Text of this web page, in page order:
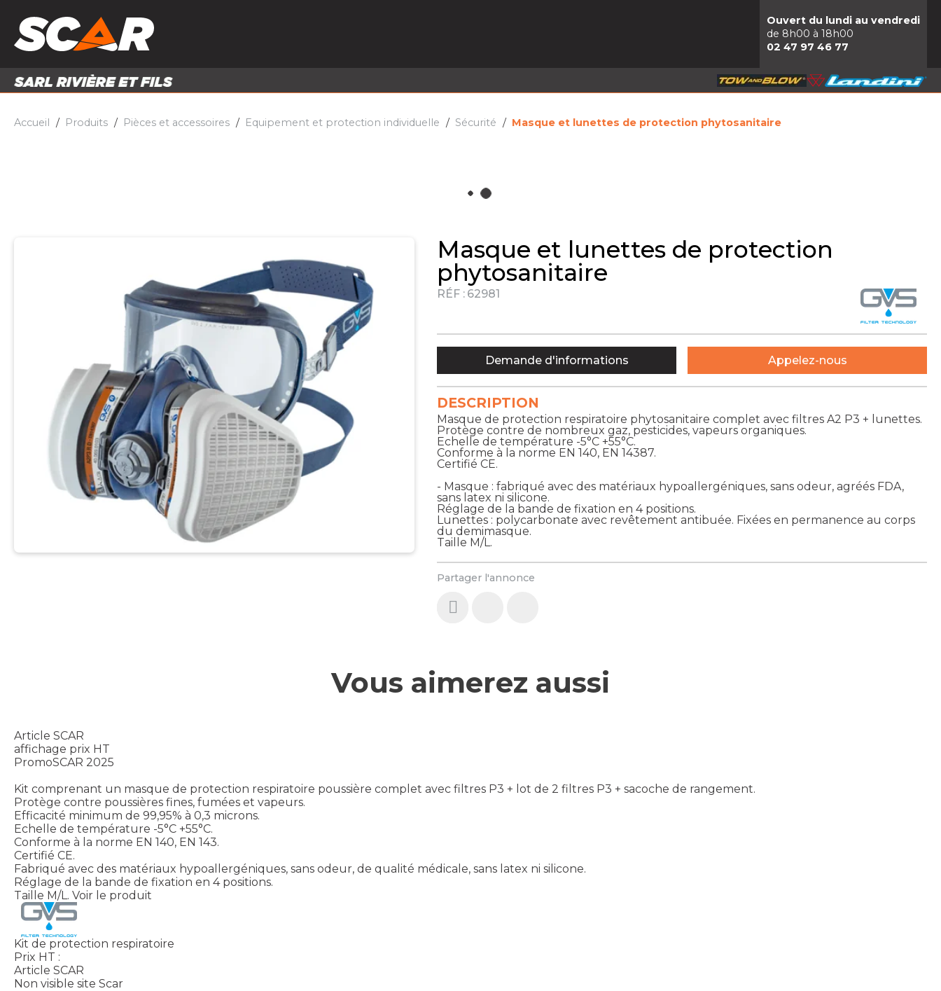
PIÈCES ET ACCESSOIRES
Ouvert du lundi au vendredi
de 8h00 à 18h00
02 47 97 46 77
Accueil Produits Pièces et accessoires Equipement et protection individuelle Sécurité Masque et lunettes de protection phytosanitaire
Masque et lunettes de protection
phytosanitaire
RÉF : 62981
Partager l'annonce
DESCRIPTION
Masque de protection respiratoire phytosanitaire complet avec filtres A2 P3 + lunettes.
Protège contre de nombreux gaz, pesticides, vapeurs organiques.
Echelle de température -5°C +55°C.
Conforme à la norme EN 140, EN 14387.
Certifié CE.
- Masque : fabriqué avec des matériaux hypoallergéniques, sans odeur, agréés FDA,
sans latex ni silicone.
Réglage de la bande de fixation en 4 positions.
Lunettes : polycarbonate avec revêtement antibuée. Fixées en permanence au corps
du demimasque.
Taille M/L.
Demande d'informations Appelez-nous
Vous aimerez aussi
Article SCAR
affichage prix HT
PromoSCAR 2025
Kit comprenant un masque de protection respiratoire poussière complet avec filtres P3 + lot de 2 filtres P3 + sacoche de rangement.
Protège contre poussières fines, fumées et vapeurs.
Efficacité minimum de 99,95% à 0,3 microns.
Echelle de température -5°C +55°C.
Conforme à la norme EN 140, EN 143.
Certifié CE.
Fabriqué avec des matériaux hypoallergéniques, sans odeur, de qualité médicale, sans latex ni silicone.
Réglage de la bande de fixation en 4 positions.
Taille M/L. Voir le produit
Kit de protection respiratoire
Prix HT :
Article SCAR
Non visible site Scar